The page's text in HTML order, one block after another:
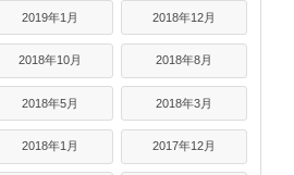
2019年1月 2018年12月
2018年10月 2018年8月
2018年5月 2018年3月
2018年1月 2017年12月